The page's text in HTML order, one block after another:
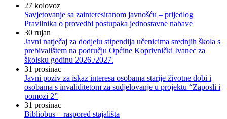
27 kolovoz
Savjetovanje sa zainteresiranom javnošću – prijedlog
Pravilnika o provedbi postupaka jednostavne nabave
30 rujan
Javni natječaj za dodjelu stipendija učenicima srednjih škola s
prebivalištem na području Općine Koprivnički Ivanec za
školsku godinu 2026./2027.
31 prosinac
Javni poziv za iskaz interesa osobama starije životne dobi i
osobama s invaliditetom za sudjelovanje u projektu “Zaposli i
pomozi 2”
31 prosinac
Bibliobus – raspored stajališta